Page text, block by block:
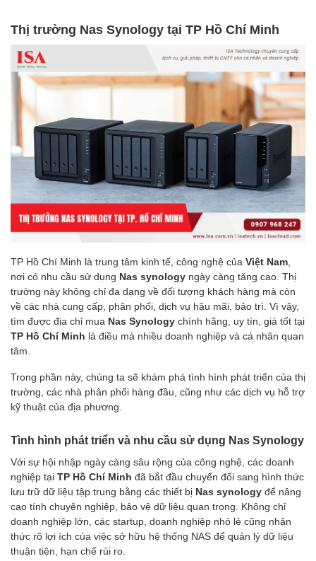
Thị trường Nas Synology tại TP Hồ Chí Minh
TP Hồ Chí Minh là trung tâm kinh tế, công nghệ của Việt Nam
nơi có nhu cầu sử dụng Nas synology ngày càng tăng cao. Thị
trường này không chỉ đa dạng về đối tượng khách hàng mà còn
về các nhà cung cấp, phân phối, dịch vụ hậu mãi, bảo trì. Vì vậy,
tìm được địa chỉ mua Nas Synology chính hãng, uy tín, giá tốt tại
TP Hồ Chí Minh là điều mà nhiều doanh nghiệp và cá nhân quan
tâm.
Trong phần này, chúng ta sẽ khám phá tình hình phát triển của thị
trường, các nhà phân phối hàng đầu, cũng như các dịch vụ hỗ trợ
kỹ thuật của địa phương.
Tình hình phát triển và nhu cầu sử dụng Nas Synology
Với sự hội nhập ngày càng sâu rộng của công nghệ, các doanh
nghiệp tại TP Hồ Chí Minh đã bắt đầu chuyển đổi sang hình thức
lưu trữ dữ liệu tập trung bằng các thiết bị Nas synology để nâng
cao tính chuyên nghiệp, bảo vệ dữ liệu quan trọng. Không chỉ
doanh nghiệp lớn, các startup, doanh nghiệp nhỏ lẻ cũng nhận
thức rõ lợi ích của việc sở hữu hệ thống NAS để quản lý dữ liệu
thuận tiện, hạn chế rủi ro.